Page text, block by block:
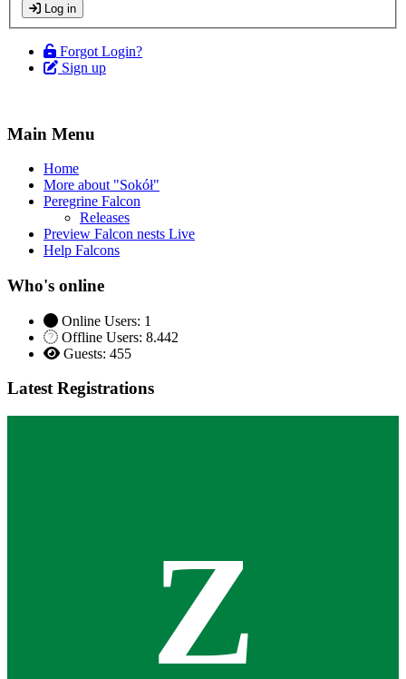
Log in
Forgot Login?
Sign up
Main Menu
Home
More about "Sokół"
Peregrine Falcon
Releases
Preview Falcon nests Live
Help Falcons
Who's online
Online Users: 1
Offline Users: 8.442
Guests: 455
Latest Registrations
Z